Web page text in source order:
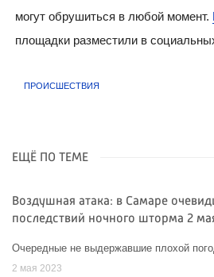
могут обрушиться в любой момент.
площадки разместили в
ПРОИСШЕСТВИЯ
ЕЩЁ ПО ТЕМЕ
Воздушная атака: в Самаре
последствий ночного шторма 2
Очередные не выдержавшие плохой
2 мая 2023